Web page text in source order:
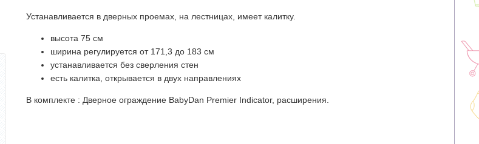
Устанавливается в дверных проемах, на лестницах, имеет калитку.
высота 75 см
ширина регулируется от 171,3 до 183 см
устанавливается без сверления стен
есть калитка, открывается в двух направлениях
В комплекте : Дверное ограждение BabyDan Premier Indicator, расширения.